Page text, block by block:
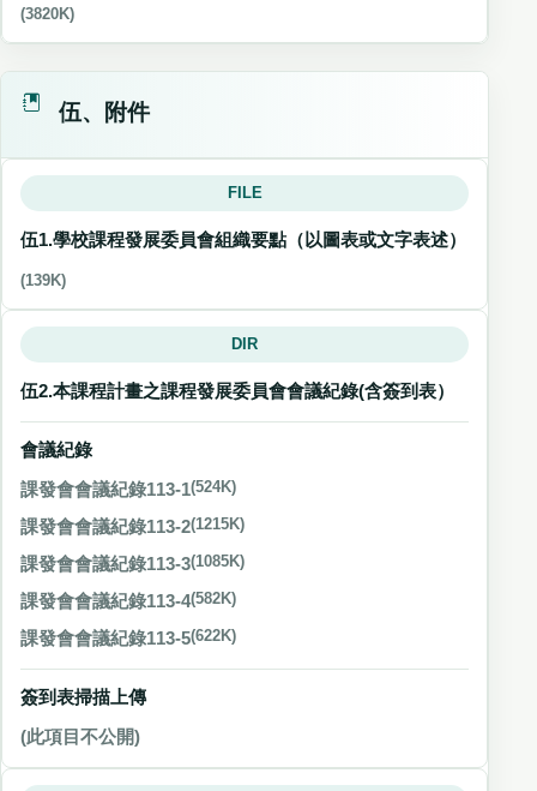
(3820K)
伍、附件
FILE
伍1.學校課程發展委員會組織要點（以圖表或文字表述）
(139K)
DIR
伍2.本課程計畫之課程發展委員會會議紀錄(含簽到表）
會議紀錄
課發會會議紀錄113-1(524K)
課發會會議紀錄113-2(1215K)
課發會會議紀錄113-3(1085K)
課發會會議紀錄113-4(582K)
課發會會議紀錄113-5(622K)
簽到表掃描上傳
(此項目不公開)